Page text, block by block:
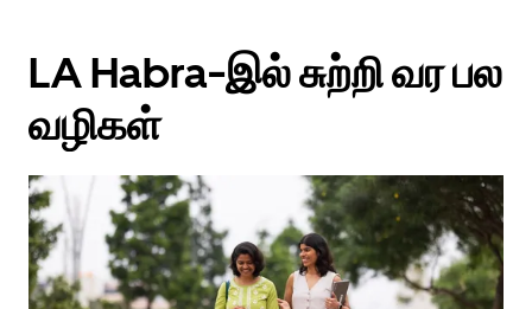
தேர்ந்தெடுக்கவும்.
நாட்காட்டியை
எஸ்கேப்
பொத்தான்
LA Habra-இல் சுற்றி வர பல
வழிகள்